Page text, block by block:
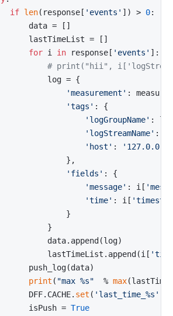
if len(response[ 'events' ]) > 0:
data = []
lastTimeList = []
for i in response[ 'events' ]:
# print("hii",
log = {
'measurement' :
'tags' : {
'logGroupName' :
'logStreamName' : i[
'host' :
'127.0.0.1'
},
'fields' : {
'message' : i[
'time' : i[
}
}
data.append(log)
lastTimeList.append(i[
push_log(data)
print ( "max %s"
  %
max
DFF.CACHE.
set ( 'last_time_%s'
isPush =
True